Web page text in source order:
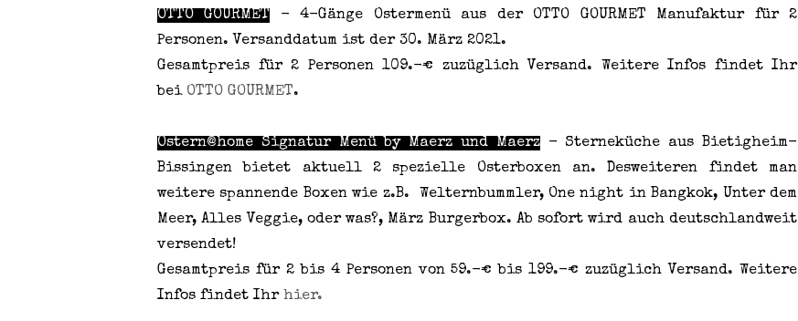
OTTO GOURMET - 4-Gänge Ostermenü aus der OTTO GOURMET Manufaktur für 2
Personen. Versanddatum ist der 30. März 2021.
Gesamtpreis für 2 Personen 109.-€ zuzüglich Versand. Weitere Infos findet Ihr
bei OTTO GOURMET.
Ostern@home Signatur Menü by Maerz und Maerz- Sterneküche aus Bietigheim-
Bissingen bietet aktuell 2 spezielle Osterboxen an. Desweiteren findet man
weitere spannende Boxen wie z.B. Welternbummler, One night in Bangkok, Unter dem
Meer, Alles Veggie, oder was?, März Burgerbox. Ab sofort wird auch deutschlandweit
versendet!
Gesamtpreis für 2 bis 4 Personen von 59.-€ bis 199.-€ zuzüglich Versand. Weitere
Infos findet Ihr hier.